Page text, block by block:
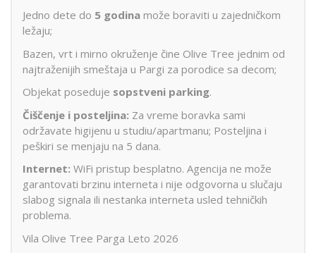
Jedno dete do 5 godina može boraviti u zajedničkom
ležaju;
Bazen, vrt i mirno okruženje čine Olive Tree jednim od
najtraženijih smeštaja u Pargi za porodice sa decom;
Objekat poseduje sopstveni parking.
Čiščenje i posteljina: Za vreme boravka sami
održavate higijenu u studiu/apartmanu; Posteljina i
peškiri se menjaju na 5 dana.
Internet: WiFi pristup besplatno. Agencija ne može
garantovati brzinu interneta i nije odgovorna u slučaju
slabog signala ili nestanka interneta usled tehničkih
problema.
Vila Olive Tree Parga Leto 2026